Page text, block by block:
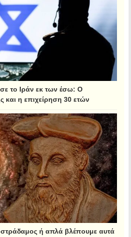
το Ιράν εκ των έσω: Ο
και η επιχείρηση 30 ετών
ή απλά βλέπουμε αυτά